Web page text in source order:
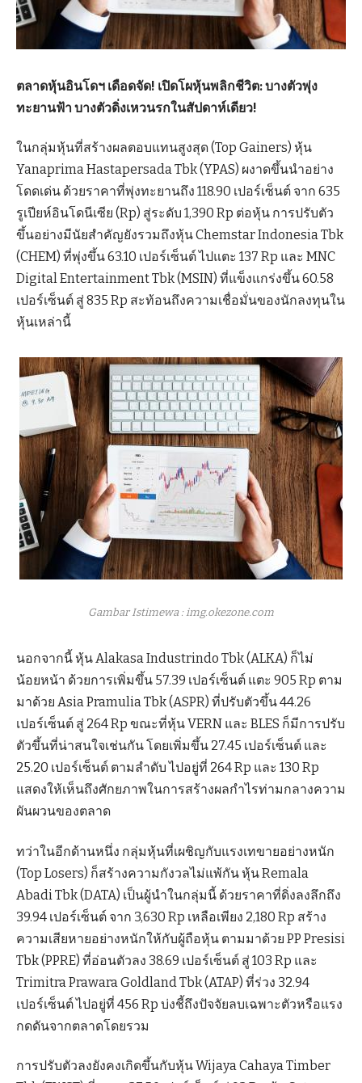
ตลาดหุ้นอินโดฯ เดือดจัด! เปิดโผหุ้นพลิกชีวิต: บางตัวพุ่ง
ทะยานฟ้า บางตัวดิ่งเหวนรกในสัปดาห์เดียว!
ในกลุ่มหุ้นที่สร้างผลตอบแทนสูงสุด (Top Gainers) หุ้น
Yanaprima Hastapersada Tbk (YPAS) ผงาดขึ้นนำอย่าง
โดดเด่น ด้วยราคาที่พุ่งทะยานถึง 118.90 เปอร์เซ็นต์ จาก 635
รูเปียห์อินโดนีเซีย (Rp) สู่ระดับ 1,390 Rp ต่อหุ้น การปรับตัว
ขึ้นอย่างมีนัยสำคัญยังรวมถึงหุ้น Chemstar Indonesia Tbk
(CHEM) ที่พุ่งขึ้น 63.10 เปอร์เซ็นต์ ไปแตะ 137 Rp และ MNC
Digital Entertainment Tbk (MSIN) ที่แข็งแกร่งขึ้น 60.58
เปอร์เซ็นต์ สู่ 835 Rp สะท้อนถึงความเชื่อมั่นของนักลงทุนใน
หุ้นเหล่านี้
Gambar Istimewa : img.okezone.com
นอกจากนี้ หุ้น Alakasa Industrindo Tbk (ALKA) ก็ไม่
น้อยหน้า ด้วยการเพิ่มขึ้น 57.39 เปอร์เซ็นต์ แตะ 905 Rp ตาม
มาด้วย Asia Pramulia Tbk (ASPR) ที่ปรับตัวขึ้น 44.26
เปอร์เซ็นต์ สู่ 264 Rp ขณะที่หุ้น VERN และ BLES ก็มีการปรับ
ตัวขึ้นที่น่าสนใจเช่นกัน โดยเพิ่มขึ้น 27.45 เปอร์เซ็นต์ และ
25.20 เปอร์เซ็นต์ ตามลำดับ ไปอยู่ที่ 264 Rp และ 130 Rp
แสดงให้เห็นถึงศักยภาพในการสร้างผลกำไรท่ามกลางความ
ผันผวนของตลาด
ทว่าในอีกด้านหนึ่ง กลุ่มหุ้นที่เผชิญกับแรงเทขายอย่างหนัก
(Top Losers) ก็สร้างความกังวลไม่แพ้กัน หุ้น Remala
Abadi Tbk (DATA) เป็นผู้นำในกลุ่มนี้ ด้วยราคาที่ดิ่งลงลึกถึง
39.94 เปอร์เซ็นต์ จาก 3,630 Rp เหลือเพียง 2,180 Rp สร้าง
ความเสียหายอย่างหนักให้กับผู้ถือหุ้น ตามมาด้วย PP Presisi
Tbk (PPRE) ที่อ่อนตัวลง 38.69 เปอร์เซ็นต์ สู่ 103 Rp และ
Trimitra Prawara Goldland Tbk (ATAP) ที่ร่วง 32.94
เปอร์เซ็นต์ ไปอยู่ที่ 456 Rp บ่งชี้ถึงปัจจัยลบเฉพาะตัวหรือแรง
กดดันจากตลาดโดยรวม
การปรับตัวลงยังคงเกิดขึ้นกับหุ้น Wijaya Cahaya Timber